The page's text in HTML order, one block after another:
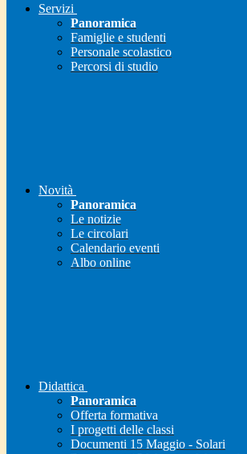
Servizi
Panoramica
Famiglie e studenti
Personale scolastico
Percorsi di studio
Novità
Panoramica
Le notizie
Le circolari
Calendario eventi
Albo online
Didattica
Panoramica
Offerta formativa
I progetti delle classi
Documenti 15 Maggio - Solari